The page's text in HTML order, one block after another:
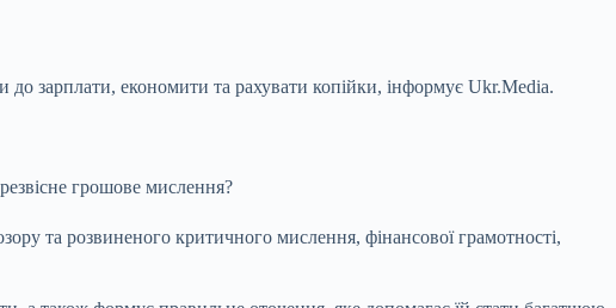
зарплати, економити та рахувати копійки, інформує Ukr.Media.
грошове мислення?
та розвиненого критичного мислення, фінансової грамотності,